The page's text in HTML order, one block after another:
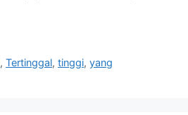
,Tertinggal,tinggi,yang